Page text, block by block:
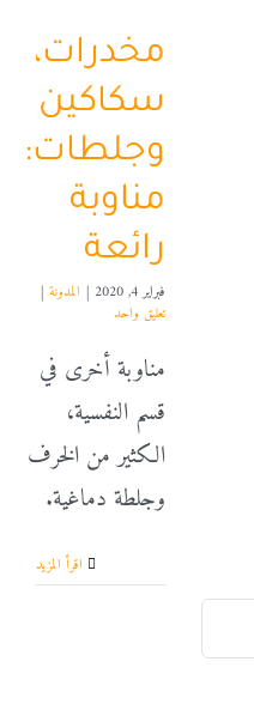
مخدرات،
سكاكين
وجلطات:
مناوبة
رائعة
فبراير 4, 2020 | المدونة |
تعليق واحد
مناوبة أخرى في
قسم النفسية،
الكثير من الخرف
وجلطة دماغية.